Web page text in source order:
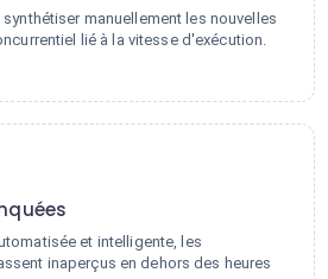
manuellement les nouvelles
lié à la vitesse d'exécution.
et intelligente, les
inaperçus en dehors des heures